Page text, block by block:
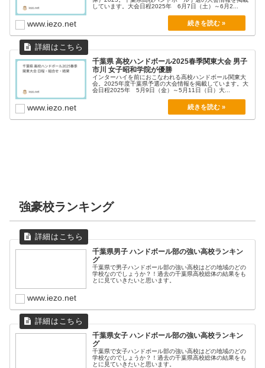
しています。大会日程2025年 6月7日（土）～6月2...
www.iezo.net
千葉県 高校ハンドボール2025春季関東大会 男子
市川 女子昭和学院が優勝
インターハイを前におこなわれる高校ハンドボール関東大
会。2025年度千葉県予選の大会情報を掲載しています。大
会日程2025年 5月9日（金）～5月11日（日）大...
www.iezo.net
強豪校ランキング
千葉県男子 ハンドボール部の強い高校ランキン
グ
千葉県で男子ハンドボール部の強い高校はどの地域のどの
学校なのでしょうか？！過去の千葉県高校総体の結果をも
とに見ていきたいと思います。
www.iezo.net
千葉県女子 ハンドボール部の強い高校ランキン
グ
千葉県で女子ハンドボール部の強い高校はどの地域のどの
学校なのでしょうか？！過去の千葉県高校総体の結果をも
とに見ていきたいと思います。